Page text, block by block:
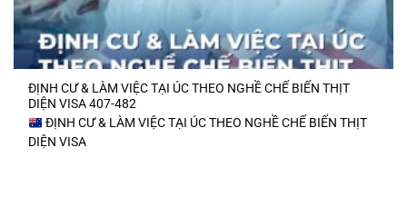
ĐỊNH CƯ & LÀM VIỆC TẠI ÚC THEO NGHỀ CHẾ BIẾN THỊT
DIỆN VISA 407-482
ĐỊNH CƯ & LÀM VIỆC TẠI ÚC THEO NGHỀ CHẾ BIẾN THỊT
DIỆN VISA